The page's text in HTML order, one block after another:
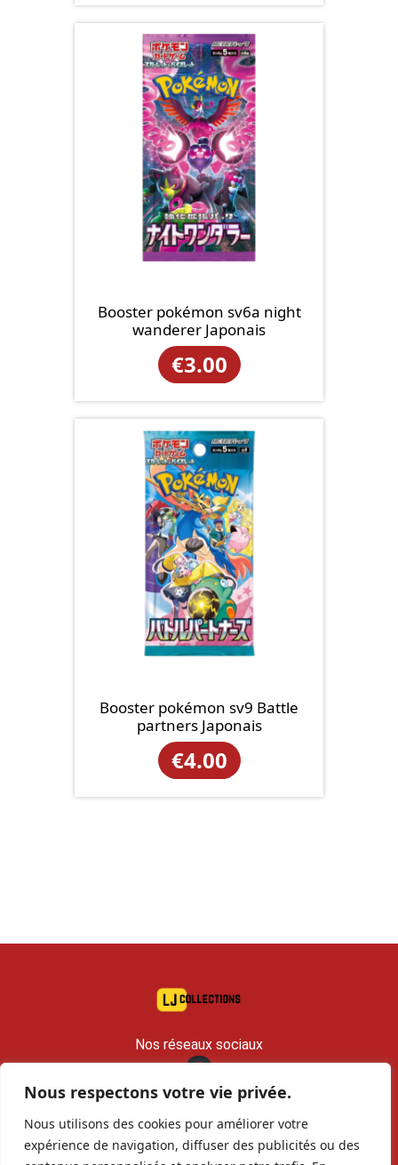
Nous respectons votre vie privée.
Nous utilisons des cookies pour améliorer votre
expérience de navigation, diffuser des publicités ou des
Booster pokémon sv6a night
wanderer Japonais
€3.00
Booster pokémon sv9 Battle
partners Japonais
€4.00
Nos réseaux sociaux
contact@lj-collections.com
RCS 979 374 147 Romans